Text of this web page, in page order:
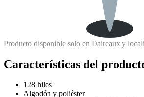
Producto disponible solo en Daireaux y
Características del
128 hilos
Algodón y poliéster